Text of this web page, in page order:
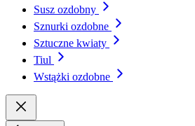
Susz ozdobny
Sznurki ozdobne
Sztuczne kwiaty
Tiul
Wstążki ozdobne